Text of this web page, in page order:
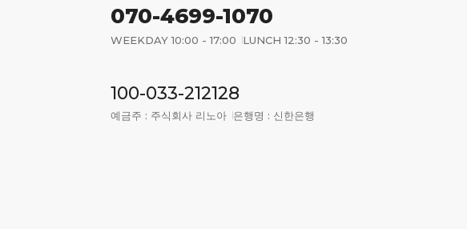
070-4699-1070
WEEKDAY 10:00 - 17:00 LUNCH 12:30 - 13:30
100-033-212128
예금주 : 주식회사 리노아 은행명 : 신한은행